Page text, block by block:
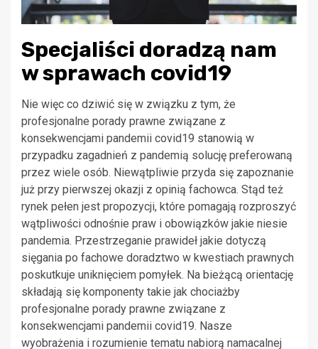
Specjaliści doradzą nam
w sprawach covid19
Nie więc co dziwić się w związku z tym, że
profesjonalne porady prawne związane z
konsekwencjami pandemii covid19 stanowią w
przypadku zagadnień z pandemią solucję preferowaną
przez wiele osób. Niewątpliwie przyda się zapoznanie
już przy pierwszej okazji z opinią fachowca. Stąd też
rynek pełen jest propozycji, które pomagają rozproszyć
wątpliwości odnośnie praw i obowiązków jakie niesie
pandemia. Przestrzeganie prawideł jakie dotyczą
sięgania po fachowe doradztwo w kwestiach prawnych
poskutkuje uniknięciem pomyłek. Na bieżącą orientację
składają się komponenty takie jak chociażby
profesjonalne porady prawne związane z
konsekwencjami pandemii covid19. Nasze
wyobrażenia i rozumienie tematu nabiorą namacalnej